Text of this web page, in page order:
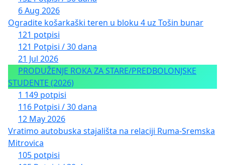
6 Aug 2026
Ogradite košarkaški teren u bloku 4 uz Tošin bunar
121 potpisi
121 Potpisi / 30 dana
21 Jul 2026
PRODUŽENJE ROKA ZA STARE/PREDBOLONJSKE
STUDENTE (2026)
1 149 potpisi
116 Potpisi / 30 dana
12 May 2026
Vratimo autobuska stajališta na relaciji Ruma-Sremska
Mitrovica
105 potpisi